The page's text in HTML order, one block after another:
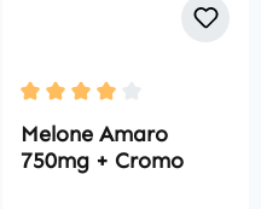
Average rating of 4 out
Melone Amaro
750mg + Cromo